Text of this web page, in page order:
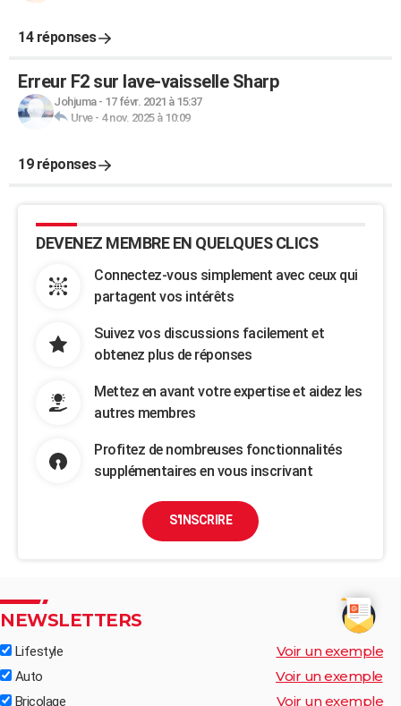
14 réponses
Erreur F2 sur lave-vaisselle Sharp
Johjuma- 17 févr. 2021 à 15:37
Urve- 4 nov. 2025 à 10:09
19 réponses
DEVENEZ MEMBRE EN QUELQUES CLICS
Connectez-vous simplement avec ceux qui
partagent vos intérêts
Suivez vos discussions facilement et
obtenez plus de réponses
Mettez en avant votre expertise et aidez les
autres membres
Profitez de nombreuses fonctionnalités
supplémentaires en vous inscrivant
S'INSCRIRE
NEWSLETTERS
Lifestyle Voir un exemple
Auto Voir un exemple
Bricolage Voir un exemple